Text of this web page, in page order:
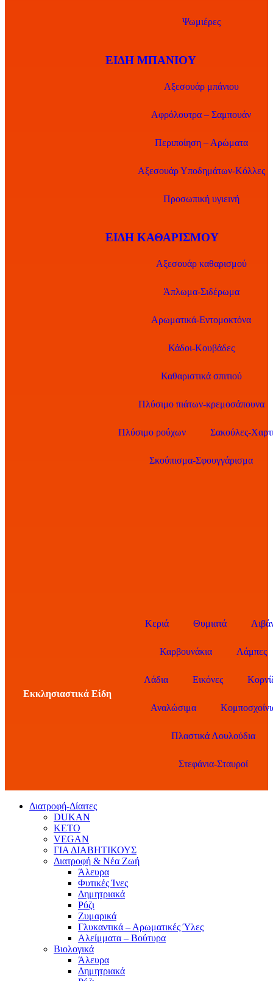
Ψωμιέρες
ΕΊΔΗ ΜΠΆΝΙΟΥ
Αξεσουάρ μπάνιου
Αφρόλουτρα – Σαμπουάν
Περιποίηση – Αρώματα
Αξεσουάρ Υποδημάτων-Κόλλες
Προσωπική υγιεινή
ΕΊΔΗ ΚΑΘΑΡΙΣΜΟΎ
Αξεσουάρ καθαρισμού
Άπλωμα-Σιδέρωμα
Αρωματικά-Εντομοκτόνα
Κάδοι-Κουβάδες
Καθαριστικά σπιτιού
Πλύσιμο πιάτων-κρεμοσάπουνα
Πλύσιμο ρούχων Σακούλες-
Σκούπισμα-Σφουγγάρισμα
Εκκλησιαστικά Είδη
Κεριά Θυμιατά
Καρβουνάκια Λάμπες
Λάδια Εικόνες
Αναλώσιμα
Πλαστικά Λουλούδια
Στεφάνια-Σταυροί
Διατροφή-Δίαιτες
DUKAN
KETO
VEGAN
ΓΙΑ ΔΙΑΒΗΤΙΚΟΥΣ
Διατροφή & Νέα Ζωή
Άλευρα
Φυτικές Ίνες
Δημητριακά
Ρύζι
Ζυμαρικά
Γλυκαντικά – Αρωματικές Ύλες
Αλείμματα – Βούτυρα
Βιολογικά
Άλευρα
Δημητριακά